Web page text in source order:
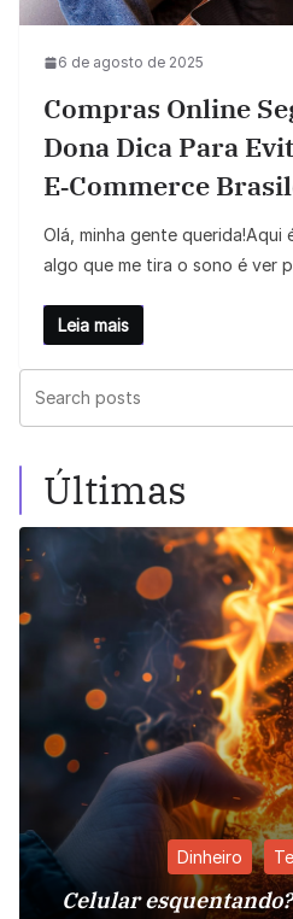
6 de agosto de 2025
Compras Online
Dona Dica Para
E‑commerce
Olá, minha gente querida!Aqui
algo que me tira o sono é ver
Leia mais
Últimas
Dinheiro
Celular